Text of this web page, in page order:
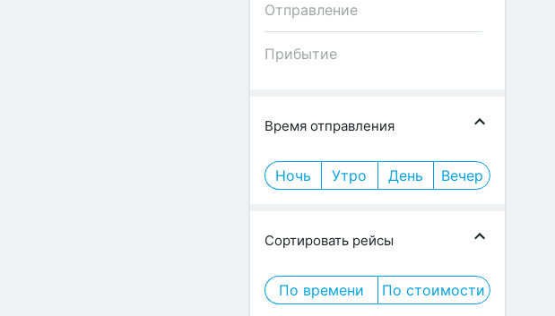
Время отправления
Ночь Утро День Вечер
Сортировать рейсы
По времени По стоимости